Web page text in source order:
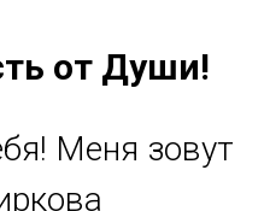
от Души!
Меня зовут